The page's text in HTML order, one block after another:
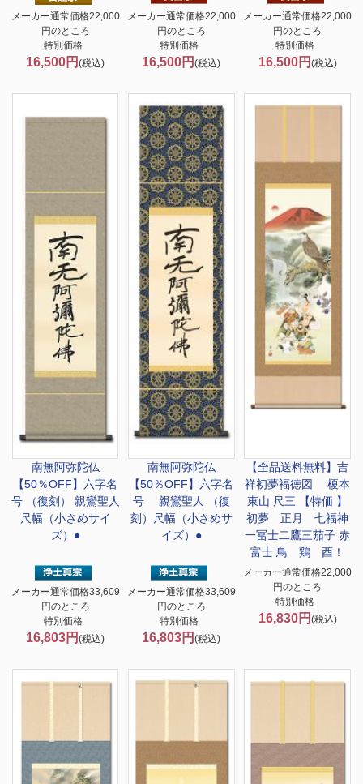
メーカー通常価格22,000
円のところ
特別価格
16,500円(税込)
メーカー通常価格22,000
円のところ
特別価格
16,500円(税込)
メーカー通常価格22,000
円のところ
特別価格
16,500円 (税込)
南無阿弥陀仏
【50％OFF】六字名
号 （復刻） 親鸞聖人
尺幅（小さめサイ
ズ）●
メーカー通常価格33,609
円のところ
特別価格
16,803円(税込)
南無阿弥陀仏
【50％OFF】六字名
号 親鸞聖人 （復
刻）尺幅（小さめサ
イズ）●
メーカー通常価格33,609
円のところ
特別価格
16,803円(税込)
【全品送料無料】吉
祥初夢福徳図 榎本
東山 尺三 【特価 】
初夢 正月 七福神
一冨士二鷹三茄子 赤
富士 鳥 鶏 酉！
メーカー通常価格22,000
円のところ
特別価格
16,830円 (税込)